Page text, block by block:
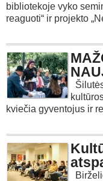
bibliotekoje vyko
reaguoti“ ir projekto
kviečia gyventojus ir